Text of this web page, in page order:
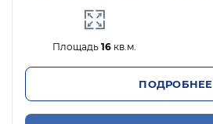
Площадь16 кв.м.
ПОДРОБНЕЕ